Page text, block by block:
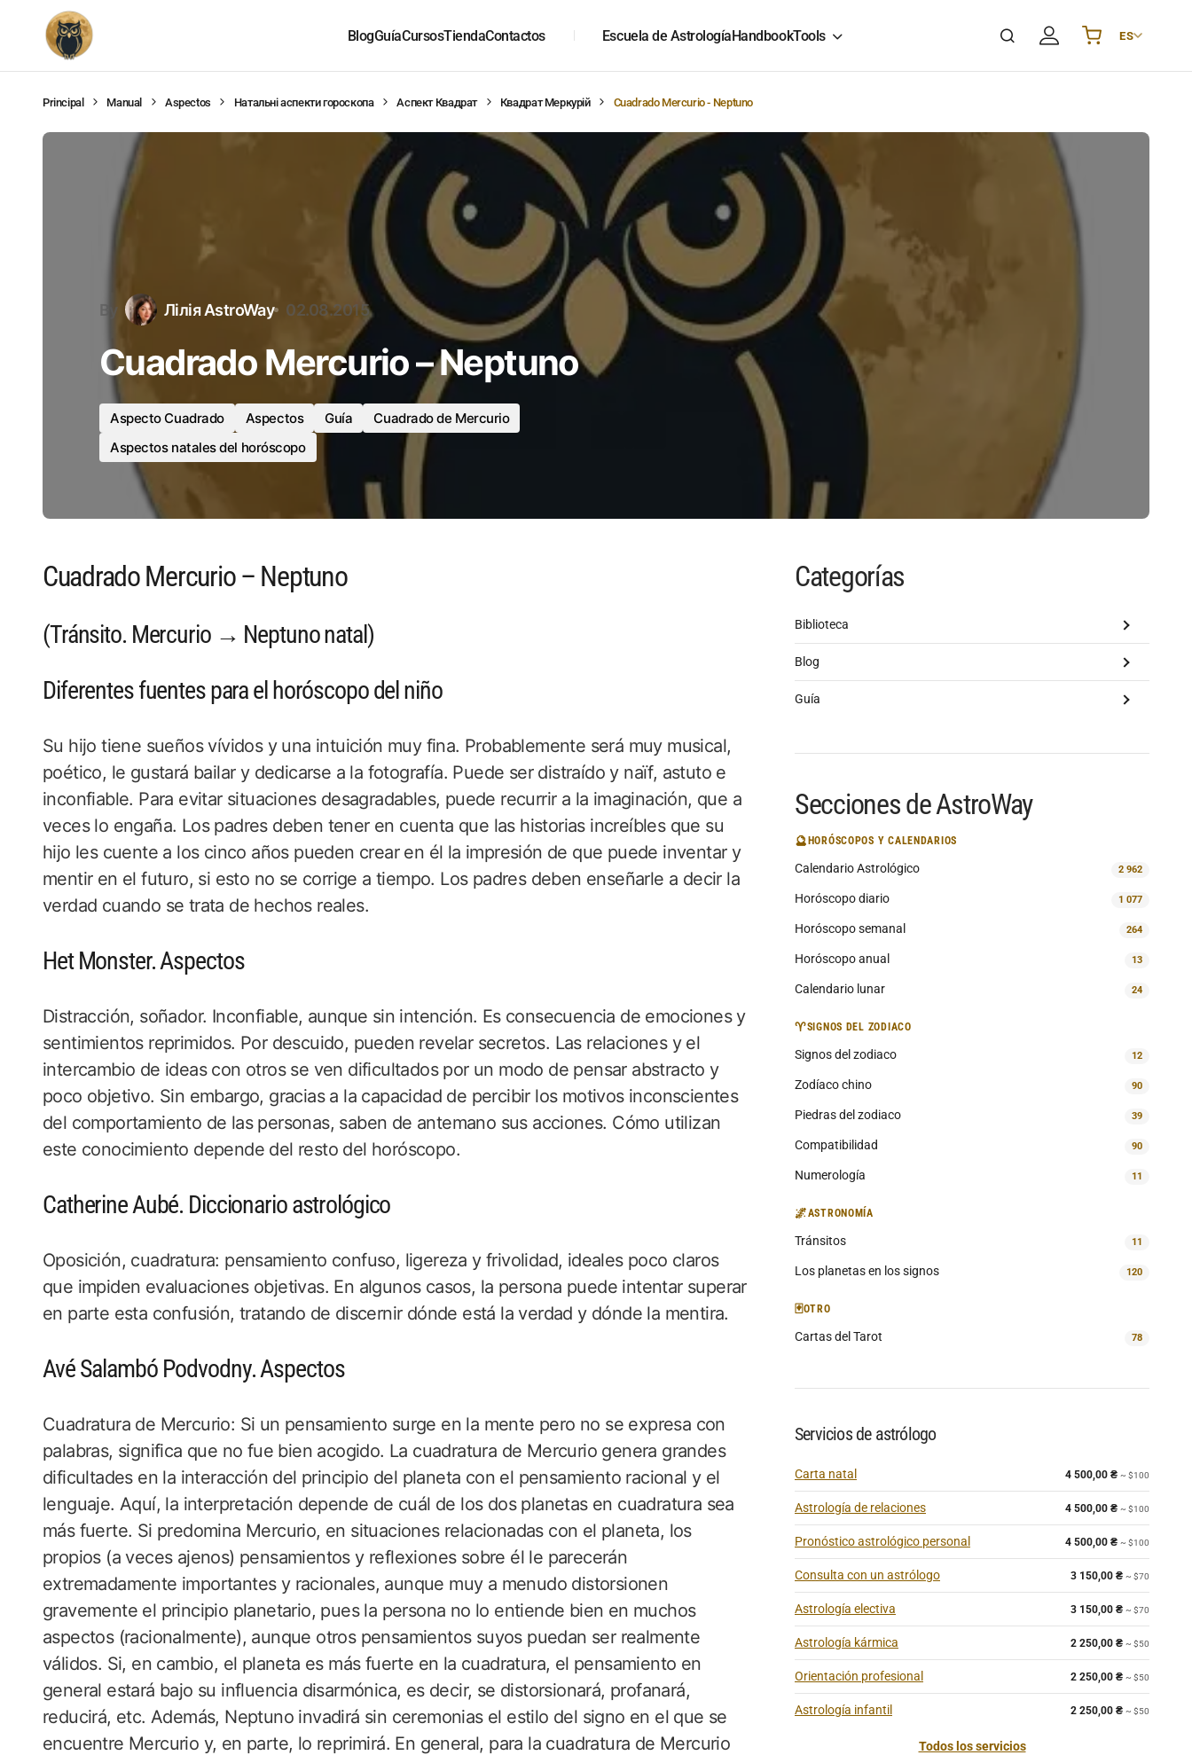
BlogGuíaCursosTiendaContactos Escuela de AstrologíaHandbookTools ES
UA Українська
Principal Manual Aspectos Натальні аспекти гороскопа Аспект Квадрат Квадрат Меркурій Cuadrado Mercurio - Neptuno
By Лілія AstroWay 02.08.2015
Cuadrado Mercurio – Neptuno
Aspecto Cuadrado Aspectos Guía
Cuadrado de Mercurio
Aspectos natales del horóscopo
Cuadrado Mercurio – Neptuno
(Tránsito. Mercurio → Neptuno natal)
Diferentes fuentes para el horóscopo del niño
Su hijo tiene sueños vívidos y una intuición muy fina. Probablemente será muy musical,
poético, le gustará bailar y dedicarse a la fotografía. Puede ser distraído y naïf, astuto e
inconfiable. Para evitar situaciones desagradables, puede recurrir a la imaginación, que a
veces lo engaña. Los padres deben tener en cuenta que las historias increíbles que su
hijo les cuente a los cinco años pueden crear en él la impresión de que puede inventar y
mentir en el futuro, si esto no se corrige a tiempo. Los padres deben enseñarle a decir la
verdad cuando se trata de hechos reales.
Het Monster. Aspectos
Distracción, soñador. Inconfiable, aunque sin intención. Es consecuencia de emociones y
sentimientos reprimidos. Por descuido, pueden revelar secretos. Las relaciones y el
intercambio de ideas con otros se ven dificultados por un modo de pensar abstracto y
poco objetivo. Sin embargo, gracias a la capacidad de percibir los motivos inconscientes
del comportamiento de las personas, saben de antemano sus acciones. Cómo utilizan
este conocimiento depende del resto del horóscopo.
Catherine Aubé. Diccionario astrológico
Oposición, cuadratura: pensamiento confuso, ligereza y frivolidad, ideales poco claros
que impiden evaluaciones objetivas. En algunos casos, la persona puede intentar superar
en parte esta confusión, tratando de discernir dónde está la verdad y dónde la mentira.
Avé Salambó Podvodny. Aspectos
Cuadratura de Mercurio: Si un pensamiento surge en la mente pero no se expresa con
palabras, significa que no fue bien acogido. La cuadratura de Mercurio genera grandes
dificultades en la interacción del principio del planeta con el pensamiento racional y el
lenguaje. Aquí, la interpretación depende de cuál de los dos planetas en cuadratura sea
más fuerte. Si predomina Mercurio, en situaciones relacionadas con el planeta, los
propios (a veces ajenos) pensamientos y reflexiones sobre él le parecerán
extremadamente importantes y racionales, aunque muy a menudo distorsionen
gravemente el principio planetario, pues la persona no lo entiende bien en muchos
aspectos (racionalmente), aunque otros pensamientos suyos puedan ser realmente
válidos. Si, en cambio, el planeta es más fuerte en la cuadratura, el pensamiento en
general estará bajo su influencia disarmónica, es decir, se distorsionará, profanará,
reducirá, etc. Además, Neptuno invadirá sin ceremonias el estilo del signo en el que se
encuentre Mercurio y, en parte, lo reprimirá. En general, para la cuadratura de Mercurio
Categorías
Biblioteca
Blog
Guía
Secciones de AstroWay
🔮HORÓSCOPOS Y CALENDARIOS
Calendario Astrológico 2 962
Horóscopo diario 1 077
Horóscopo semanal 264
Horóscopo anual 13
Calendario lunar 24
♈SIGNOS DEL ZODIACO
Signos del zodiaco 12
Zodíaco chino 90
Piedras del zodiaco 39
Compatibilidad 90
Numerología 11
🌌ASTRONOMÍA
Tránsitos 11
Los planetas en los signos 120
🃏OTRO
Cartas del Tarot 78
Servicios de astrólogo
Carta natal 4 500,00 ₴ ~ $100
Astrología de relaciones 4 500,00 ₴ ~ $100
Pronóstico astrológico personal 4 500,00 ₴ ~ $100
Consulta con un astrólogo 3 150,00 ₴ ~ $70
Astrología electiva 3 150,00 ₴ ~ $70
Astrología kármica 2 250,00 ₴ ~ $50
Orientación profesional 2 250,00 ₴ ~ $50
Astrología infantil 2 250,00 ₴ ~ $50
Todos los servicios